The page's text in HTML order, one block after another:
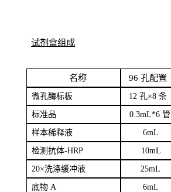
试剂盒组成
名称 96 孔配置
微孔酶标板 12 孔×8 条
标准品 0.3mL*6 管
样本稀释液 6mL
检测抗体-HRP 10mL
20×洗涤缓冲液 25mL
底物A 6mL